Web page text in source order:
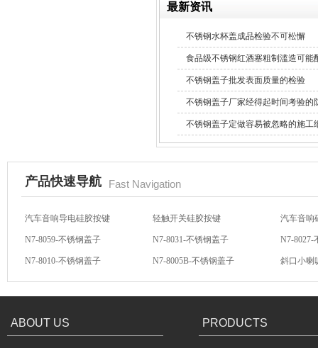
玻璃瓶盖密封圈
最新资讯
不锈钢水杯盖成品检验不可松懈
食品级不锈钢红酒塞粗制滥造可能
不锈钢盖子批发表面质量的检验
不锈钢盖子厂家经得起时间考验的
不锈钢盖子定做容易被忽略的施工
产品快速导航 Fast Navigation
N7-8059-不锈钢盖子 N7-8031-不锈钢盖子 N7-8027-
N7-8010-不锈钢盖子 N7-8005B-不锈钢盖子 斜口小喇
方向盘硅胶按键 汽车音响硅胶按键 硅胶按键
ABOUT US PRODUCTS